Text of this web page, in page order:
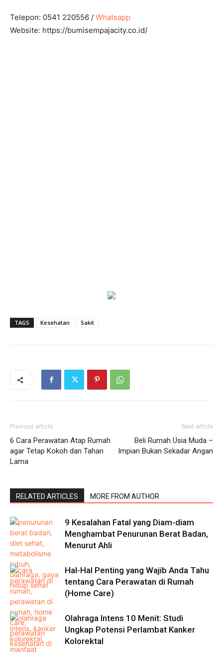
Telepon: 0541 220556 / Whatsapp
Website: https://bumisempajacity.co.id/
TAGS Kesehatan Sakit
Previous article
6 Cara Perawatan Atap Rumah
agar Tetap Kokoh dan Tahan
Lama
Next article
Beli Rumah Usia Muda –
Impian Bukan Sekadar Angan
RELATED ARTICLES MORE FROM AUTHOR
9 Kesalahan Fatal yang Diam-diam
Menghambat Penurunan Berat Badan,
Menurut Ahli
Hal-Hal Penting yang Wajib Anda Tahu
tentang Cara Perawatan di Rumah
(Home Care)
Olahraga Intens 10 Menit: Studi
Ungkap Potensi Perlambat Kanker
Kolorektal